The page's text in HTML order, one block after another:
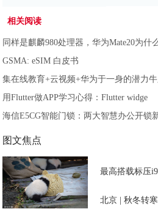
相关阅读
同样是麒麟980处理器，华为Mate20为什
GSMA: eSIM 白皮书
集在线教育+云视频+华为于一身的潜力
用Flutter做APP学习心得：Flutter widge
海信E5CG智能门锁：两大智慧办公开锁
图文焦点
最高搭载标压
北京 | 秋冬转寒